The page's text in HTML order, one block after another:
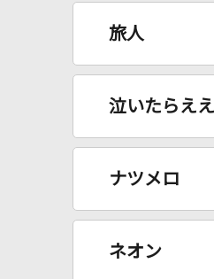
旅人
泣いたらええ
ナツメロ
ネオン